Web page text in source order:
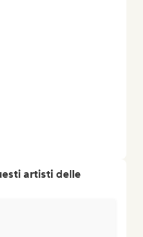
artisti delle